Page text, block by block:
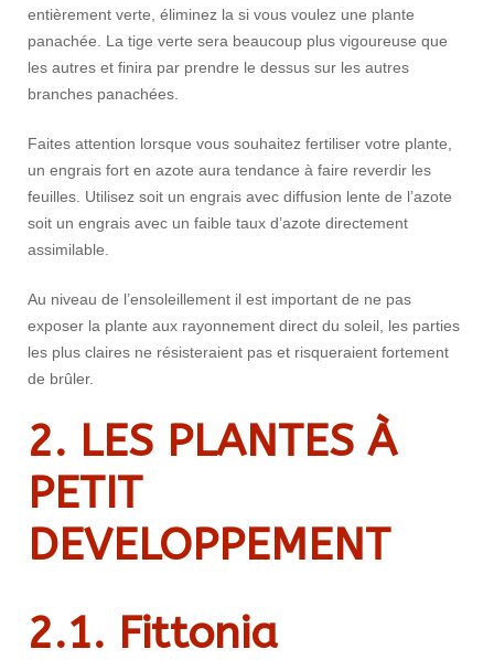
entièrement verte, éliminez la si vous voulez une plante
panachée. La tige verte sera beaucoup plus vigoureuse que
les autres et finira par prendre le dessus sur les autres
branches panachées.
Faites attention lorsque vous souhaitez fertiliser votre plante,
un engrais fort en azote aura tendance à faire reverdir les
feuilles. Utilisez soit un engrais avec diffusion lente de l’azote
soit un engrais avec un faible taux d’azote directement
assimilable.
Au niveau de l’ensoleillement il est important de ne pas
exposer la plante aux rayonnement direct du soleil, les parties
les plus claires ne résisteraient pas et risqueraient fortement
de brûler.
2. LES PLANTES À
PETIT
DEVELOPPEMENT
2.1. Fittonia